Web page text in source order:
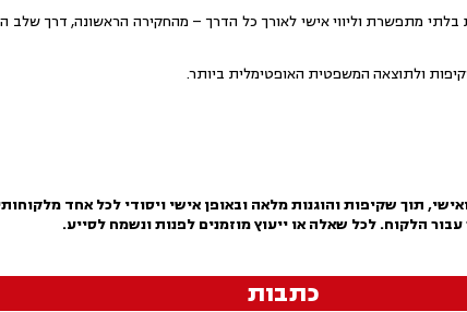
בלתי מתפשרת וליווי אישי לאורך כל הדרך – מהחקירה הראשונה, דרך שלב
ולתוצאה המשפטית האופטימלית ביותר.
תוך שקיפות והוגנות מלאה ובאופן אישי ויסודי לכל אחד
עבור הלקוח. לכל שאלה או ייעוץ מוזמנים לפנות ונשמח לסייע.
כתבות